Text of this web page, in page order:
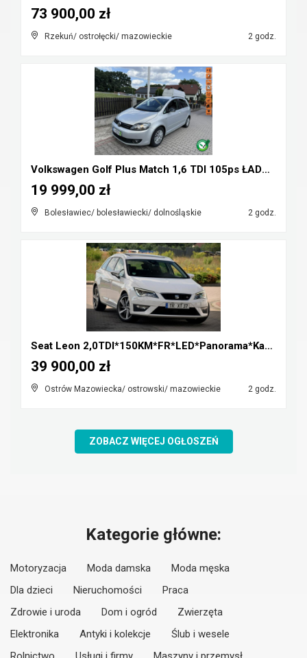
Rzekuń/ ostrołęcki/ mazowieckie 2 godz.
73 900,00 zł
Volkswagen Golf Plus Match 1,6 TDI 105ps ŁADNY op...
Bolesławiec/ bolesławiecki/ dolnośląskie 2 godz.
19 999,00 zł
Seat Leon 2,0TDI*150KM*FR*LED*Panorama*Kamera cofa...
Ostrów Mazowiecka/ ostrowski/ mazowieckie 2 godz.
39 900,00 zł
ZOBACZ WIĘCEJ OGŁOSZEŃ
Kategorie główne:
Motoryzacja Moda damska
Moda męska
Dla dzieci
Nieruchomości
Praca
Zdrowie i uroda
Dom i ogród
Zwierzęta
Elektronika
Antyki i kolekcje
Ślub i wesele